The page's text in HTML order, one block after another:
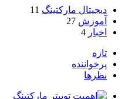
دیجیتال مارکتینگ 11
آموزش 27
اخبار 4
تازه
پرخواننده
نظرها